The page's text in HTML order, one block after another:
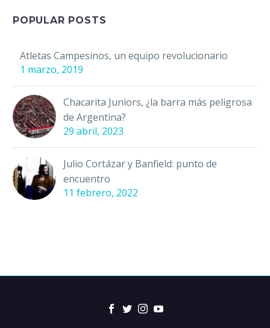
Unidos…
POPULAR POSTS
Atletas Campesinos, un equipo revolucionario
1 marzo, 2019
Chacarita Juniors, ¿la barra más peligrosa
de Argentina?
29 abril, 2023
Julio Cortázar y Banfield: punto de
encuentro
11 febrero, 2022